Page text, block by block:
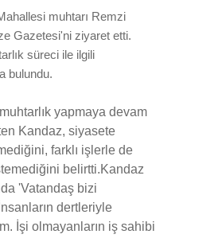
muhtarı Remzi
Gazetesi'ni ziyaret etti.
süreci ile ilgili
bulundu.
yapmaya devam
Kandaz, siyasete
farklı işlerle de
belirtti.Kandaz
'Vatandaş bizi
dertleriyle
İşi olmayanların iş sahibi